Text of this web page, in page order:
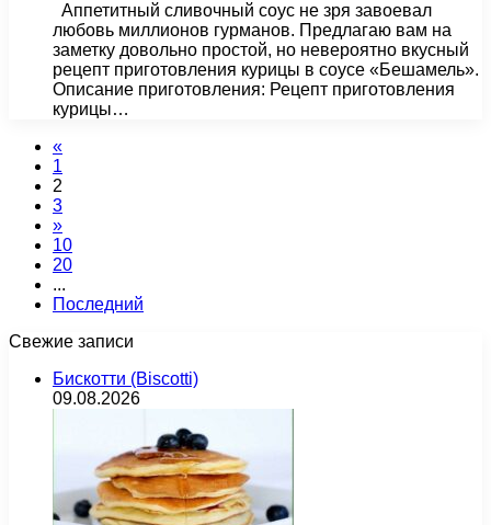
Аппетитный сливочный соус не зря завоевал
любовь миллионов гурманов. Предлагаю вам на
заметку довольно простой, но невероятно вкусный
рецепт приготовления курицы в соусе «Бешамель».
Описание приготовления: Рецепт приготовления
курицы…
«
1
2
3
»
10
20
...
Последний
Свежие записи
Бискотти (Biscotti)
09.08.2026